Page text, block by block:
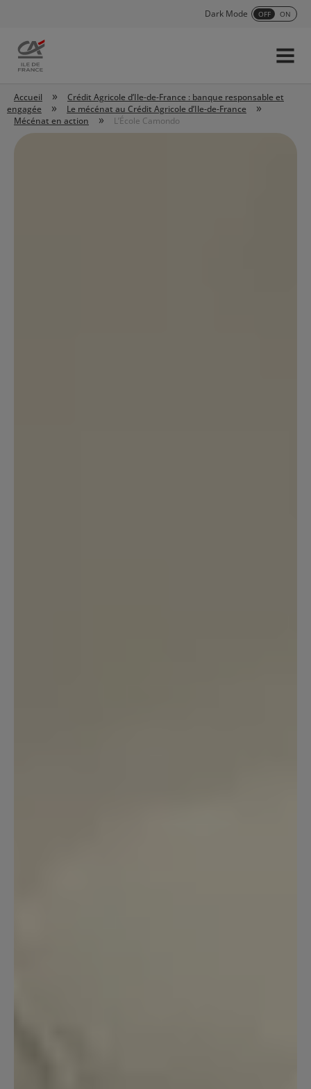
Dark Mode OFF ON
Accueil
Menu
Accueil »
Crédit Agricole d’Ile-de-France : banque responsable et
engagée
» Le mécénat au Crédit Agricole d’Ile-de-France »
Mécénat en action » L’École Camondo